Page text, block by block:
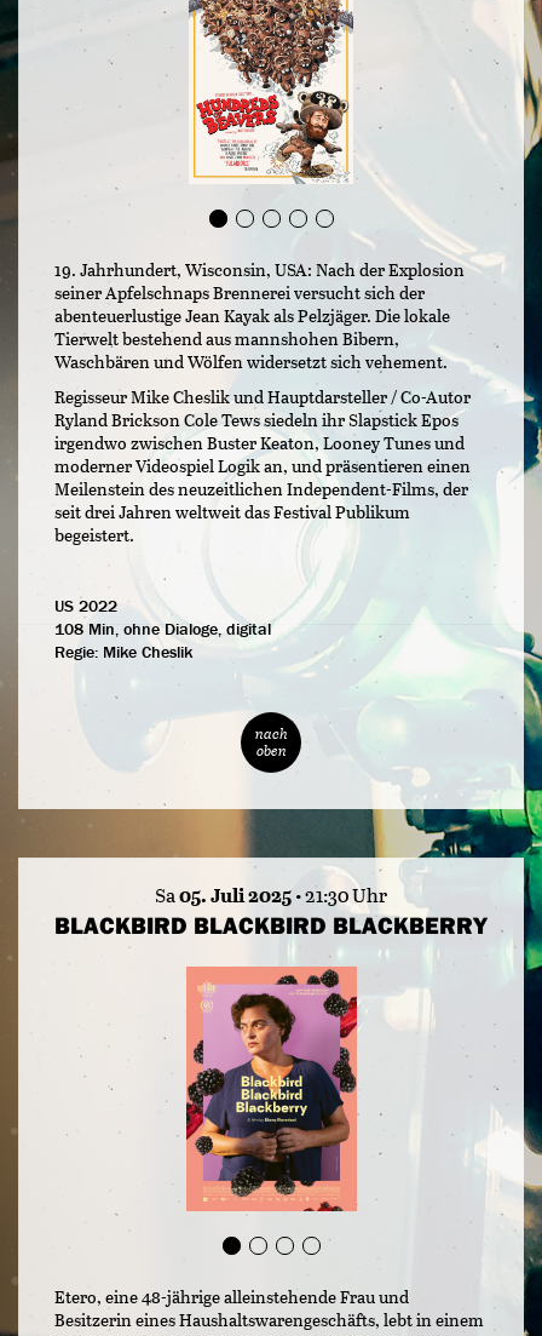
19. Jahrhundert, Wisconsin, USA: Nach der Explosion
seiner Apfelschnaps Brennerei versucht sich der
abenteuerlustige Jean Kayak als Pelzjäger. Die lokale
Tierwelt bestehend aus mannshohen Bibern,
Waschbären und Wölfen widersetzt sich vehement.
Regisseur Mike Cheslik und Hauptdarsteller / Co-Autor
Ryland Brickson Cole Tews siedeln ihr Slapstick Epos
irgendwo zwischen Buster Keaton, Looney Tunes und
moderner Videospiel Logik an, und präsentieren einen
Meilenstein des neuzeitlichen Independent-Films, der
seit drei Jahren weltweit das Festival Publikum
begeistert.
US 2022
108 Min, ohne Dialoge, digital
Regie: Mike Cheslik
nach
oben
Sa05. Juli 2025• 21:30 Uhr
BLACKBIRD BLACKBIRD BLACKBERRY
Etero, eine 48-jährige alleinstehende Frau und
Besitzerin eines Haushaltswarengeschäfts, lebt in einem